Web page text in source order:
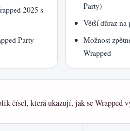
2025 s
Party
Party)
Větší důraz
Možnost
Wrapped
čísel, která ukazují, jak se Wrapped